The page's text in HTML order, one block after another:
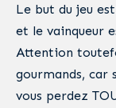
Le but du jeu
et le vainqueur
Attention
gourmands, car
vous perdez